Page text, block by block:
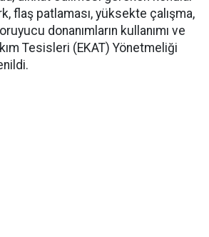
flaş patlaması, yüksekte çalışma,
donanımların kullanımı ve
Tesisleri (EKAT) Yönetmeliği